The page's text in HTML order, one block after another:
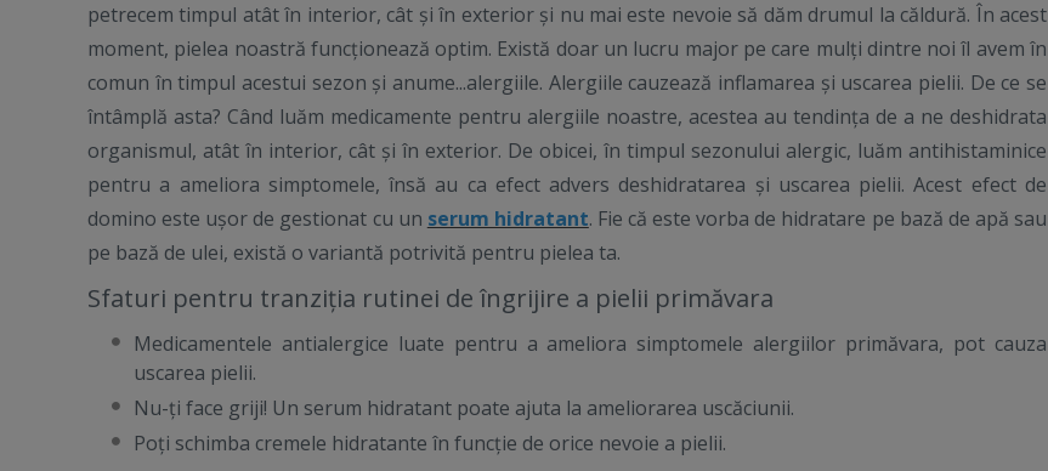
petrecem timpul atât în interior, cât și în exterior și nu mai este nevoie să dăm drumul la căldură. În acest
moment, pielea noastră funcționează optim. Există doar un lucru major pe care mulți dintre noi îl avem în
comun în timpul acestui sezon și anume...alergiile. Alergiile cauzează inflamarea și uscarea pielii. De ce se
întâmplă asta? Când luăm medicamente pentru alergiile noastre, acestea au tendința de a ne deshidrata
organismul, atât în interior, cât și în exterior. De obicei, în timpul sezonului alergic, luăm antihistaminice
pentru a ameliora simptomele, însă au ca efect advers deshidratarea și uscarea pielii. Acest efect de
domino este ușor de gestionat cu un serum hidratant. Fie că este vorba de hidratare pe bază de apă sau
pe bază de ulei, există o variantă potrivită pentru pielea ta.
Sfaturi pentru tranziția rutinei de îngrijire a pielii primăvara
Medicamentele antialergice luate pentru a ameliora simptomele alergiilor primăvara, pot cauza
uscarea pielii.
Nu-ți face griji! Un serum hidratant poate ajuta la ameliorarea uscăciunii.
Poți schimba cremele hidratante în funcție de orice nevoie a pielii.